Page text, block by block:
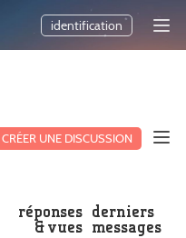
identification
CRÉER UNE DISCUSSION
réponses
& vues
derniers
messages